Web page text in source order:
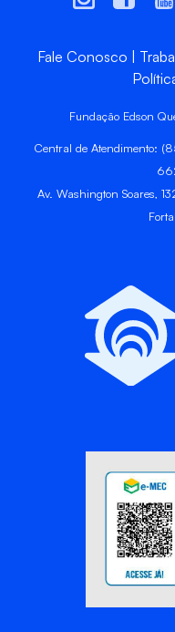
Fale Conosco
Fundação Edson
Central de Atendimento:
Av. Washington Soares,